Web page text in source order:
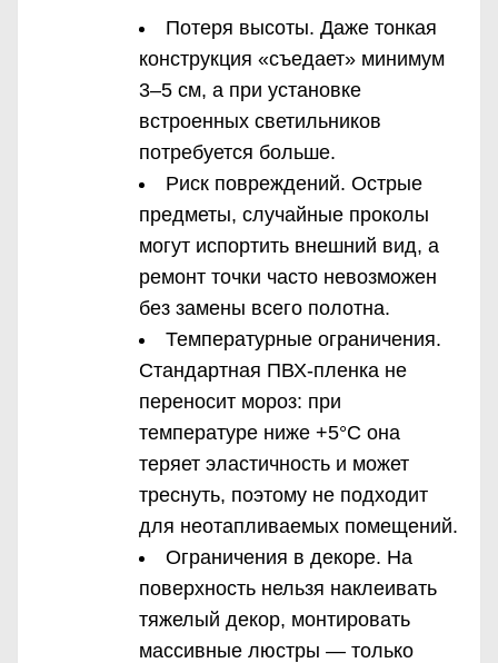
Потеря высоты. Даже тонкая
конструкция «съедает» минимум
3–5 см, а при установке
встроенных светильников
потребуется больше.
Риск повреждений. Острые
предметы, случайные проколы
могут испортить внешний вид, а
ремонт точки часто невозможен
без замены всего полотна.
Температурные ограничения.
Стандартная ПВХ-пленка не
переносит мороз: при
температуре ниже +5°C она
теряет эластичность и может
треснуть, поэтому не подходит
для неотапливаемых помещений.
Ограничения в декоре. На
поверхность нельзя наклеивать
тяжелый декор, монтировать
массивные люстры — только